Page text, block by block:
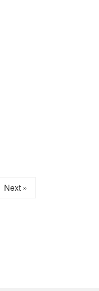
Next »